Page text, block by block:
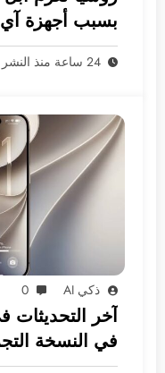
بسبب أجهزة
24 ساعة منذ النشر
ذكي AI 0
في النسخة